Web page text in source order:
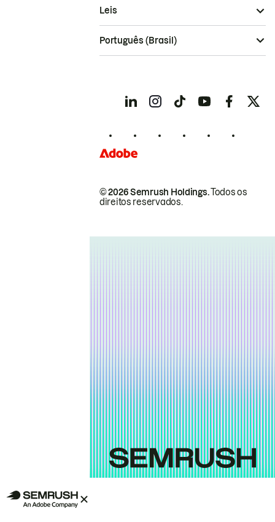
© 2026 Semrush Holdings.Todos os
direitos reservados.
Leis
Português (Brasil)